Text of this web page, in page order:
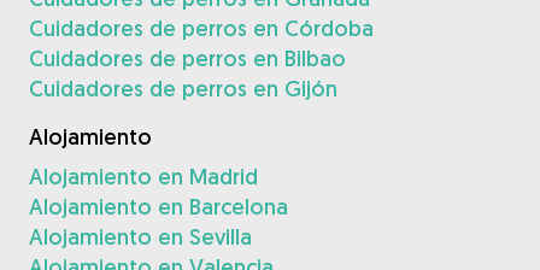
Cuidadores de perros en Córdoba
Cuidadores de perros en Bilbao
Cuidadores de perros en Gijón
Alojamiento
Alojamiento en Madrid
Alojamiento en Barcelona
Alojamiento en Sevilla